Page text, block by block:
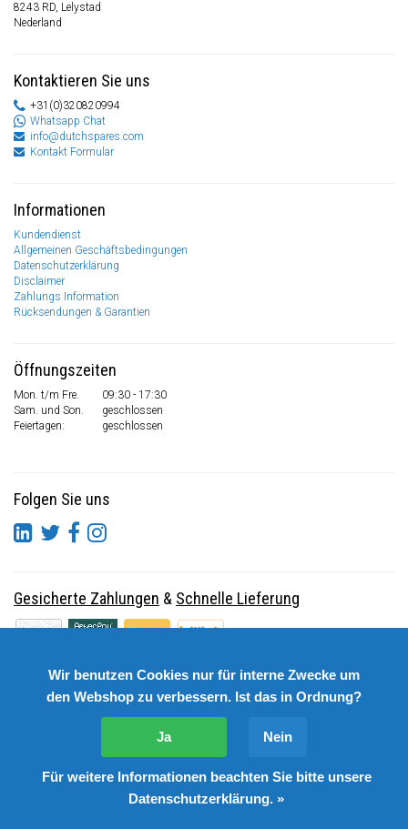
8243 RD, Lelystad
Nederland
Kontaktieren Sie uns
+31(0)320820994
Whatsapp Chat
info@dutchspares.com
Kontakt Formular
Informationen
Kundendienst
Allgemeinen Geschäftsbedingungen
Datenschutzerklärung
Disclaimer
Zahlungs Information
Rücksendungen & Garantien
Öffnungszeiten
Mon. t/m Fre.
09:30 - 17:30
Sam. und Son.
geschlossen
Feiertagen:
geschlossen
Folgen Sie uns
Gesicherte Zahlungen & Schnelle Lieferung
© Copyright 2026 DutchSpares B.V. - Design byWebdinge.nl
DutchSpares B.V. word beoordeeld met: 9,9/10 (2541
Wir benutzen Cookies nur für interne Zwecke um
den Webshop zu verbessern. Ist das in Ordnung?
Ja Nein
Für weitere Informationen beachten Sie bitte unsere
Datenschutzerklärung. »